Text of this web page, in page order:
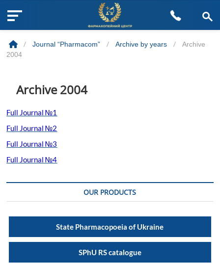
content
M
e
n
u
n
/ Journal “Pharmacom” / Archive by years /
Archive
2004
Archive 2004
Full Journal №1
Full Journal №2
Full Journal №3
Full Journal №4
OUR PRODUCTS
State Pharmacopoeia of Ukraine
SPhU RS catalogue